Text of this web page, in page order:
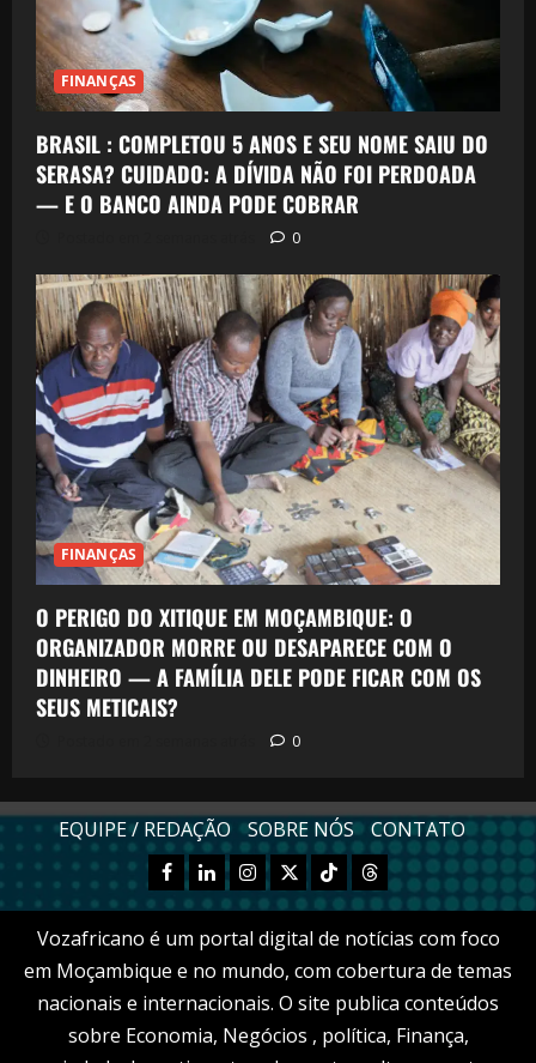
FINANÇAS
BRASIL : COMPLETOU 5 ANOS E SEU NOME SAIU DO
SERASA? CUIDADO: A DÍVIDA NÃO FOI PERDOADA
— E O BANCO AINDA PODE COBRAR
0
FINANÇAS
O PERIGO DO XITIQUE EM MOÇAMBIQUE: O
ORGANIZADOR MORRE OU DESAPARECE COM O
DINHEIRO — A FAMÍLIA DELE PODE FICAR COM OS
SEUS METICAIS?
0
EQUIPE / REDAÇÃO SOBRE NÓS CONTATO
Facebook
LinkednInstagram
X TikTokThreads
Vozafricano é um portal digital de notícias com foco
em Moçambique e no mundo, com cobertura de temas
nacionais e internacionais. O site publica conteúdos
sobre Economia, Negócios , política, Finança,